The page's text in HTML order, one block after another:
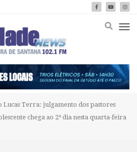
Lucas Terra: julgamento dos pastores
chega ao 2º dia nesta quarta-feira